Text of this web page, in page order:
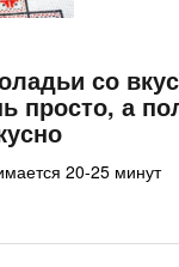
со
просто, а
20-25 минут